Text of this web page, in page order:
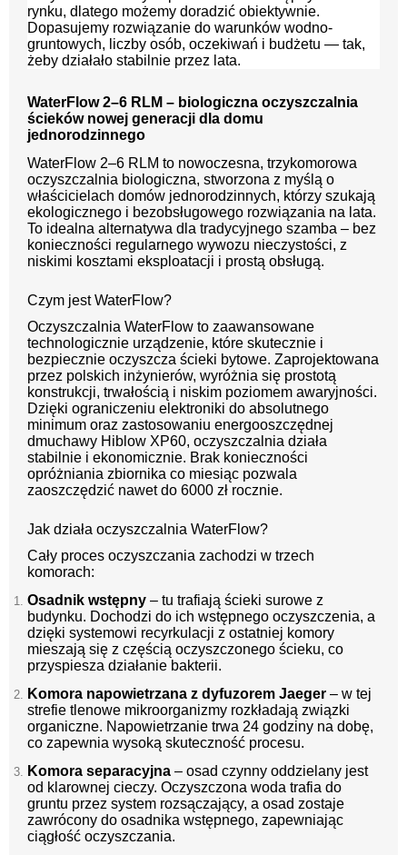
rynku, dlatego możemy doradzić obiektywnie.
Dopasujemy rozwiązanie do warunków wodno-
gruntowych, liczby osób, oczekiwań i budżetu — tak,
żeby działało stabilnie przez lata.
WaterFlow 2–6 RLM – biologiczna oczyszczalnia
ścieków nowej generacji dla domu
jednorodzinnego
WaterFlow 2–6 RLM to nowoczesna, trzykomorowa
oczyszczalnia biologiczna, stworzona z myślą o
właścicielach domów jednorodzinnych, którzy szukają
ekologicznego i bezobsługowego rozwiązania na lata.
To idealna alternatywa dla tradycyjnego szamba – bez
konieczności regularnego wywozu nieczystości, z
niskimi kosztami eksploatacji i prostą obsługą.
Czym jest WaterFlow?
Oczyszczalnia WaterFlow to zaawansowane
technologicznie urządzenie, które skutecznie i
bezpiecznie oczyszcza ścieki bytowe. Zaprojektowana
przez polskich inżynierów, wyróżnia się prostotą
konstrukcji, trwałością i niskim poziomem awaryjności.
Dzięki ograniczeniu elektroniki do absolutnego
minimum oraz zastosowaniu energooszczędnej
dmuchawy Hiblow XP60, oczyszczalnia działa
stabilnie i ekonomicznie. Brak konieczności
opróżniania zbiornika co miesiąc pozwala
zaoszczędzić nawet do 6000 zł rocznie.
Jak działa oczyszczalnia WaterFlow?
Cały proces oczyszczania zachodzi w trzech
komorach:
Osadnik wstępny – tu trafiają ścieki surowe z
budynku. Dochodzi do ich wstępnego oczyszczenia, a
dzięki systemowi recyrkulacji z ostatniej komory
mieszają się z częścią oczyszczonego ścieku, co
przyspiesza działanie bakterii.
Komora napowietrzana z dyfuzorem Jaeger – w tej
strefie tlenowe mikroorganizmy rozkładają związki
organiczne. Napowietrzanie trwa 24 godziny na dobę,
co zapewnia wysoką skuteczność procesu.
Komora separacyjna – osad czynny oddzielany jest
od klarownej cieczy. Oczyszczona woda trafia do
gruntu przez system rozsączający, a osad zostaje
zawrócony do osadnika wstępnego, zapewniając
ciągłość oczyszczania.